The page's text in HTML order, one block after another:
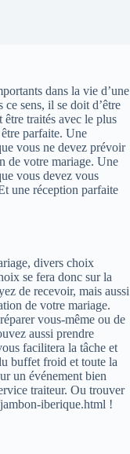
dans la vie d’une
sens, il se doit d’être
traités avec le plus
parfaite. Une
vous ne devez prévoir
de votre mariage. Une
vous devez vous
une réception parfaite
divers choix
se fera donc sur la
de recevoir, mais aussi
de votre mariage.
vous-même ou de
aussi prendre
facilitera la tâche et
buffet froid et toute la
un événement bien
traiteur. Ou trouver
iberique.html !